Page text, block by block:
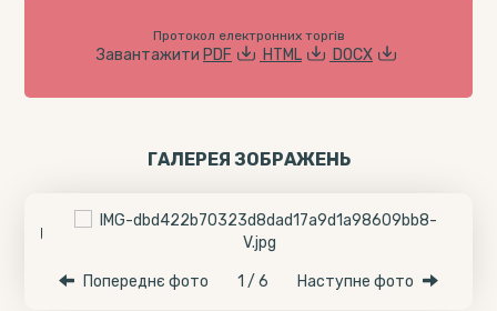
Протокол електронних торгів
Завантажити PDF HTML DOCX
ГАЛЕРЕЯ ЗОБРАЖЕНЬ
Попереднє фото 1 / 6 Наступне фото